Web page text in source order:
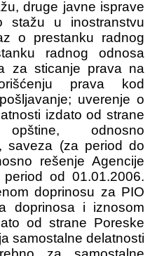
druge javne isprave
u inostranstvu
o prestanku radnog
radnog odnosa
za sticanje prava na
prava kod
uverenje o
izdato od strane
odnosno
saveza (za period do
rešenje Agencije
od 01.01.2006.
doprinosu za PIO
doprinosa i iznosom
od strane Poreske
samostalne delatnosti